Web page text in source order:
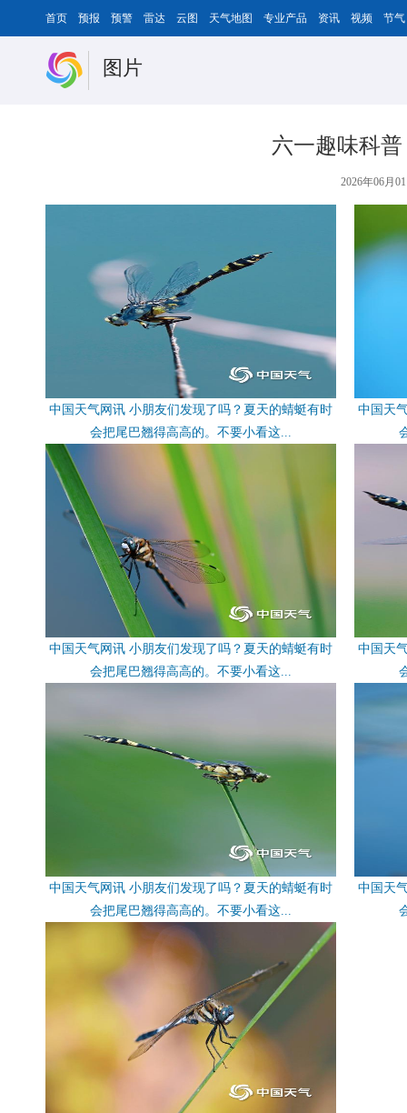
首页 预报 预警 雷达 云图 天气地图 专业产品 资讯 视频 节气
图片
六一趣味科
2026年06月
中国天气网讯 小朋友们发现了吗？夏天的蜻蜓有时
会把尾巴翘得高高的。不要小看这...
中国天
中国天气网讯 小朋友们发现了吗？夏天的蜻蜓有时
会把尾巴翘得高高的。不要小看这...
中国天
中国天气网讯 小朋友们发现了吗？夏天的蜻蜓有时
会把尾巴翘得高高的。不要小看这...
中国天